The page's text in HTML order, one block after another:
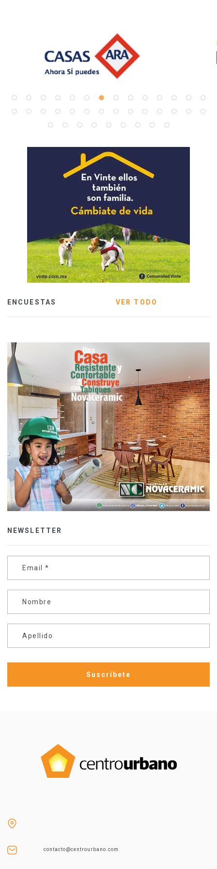
ENCUESTAS VER TODO
NEWSLETTER
Email *
Nombre
Apellido
contacto@centrourbano.com